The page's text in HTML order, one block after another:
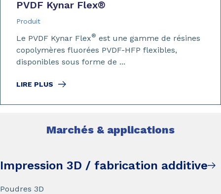
PVDF Kynar Flex®
Produit
Le PVDF Kynar Flex® est une gamme de résines
copolymères fluorées PVDF-HFP flexibles,
disponibles sous forme de ...
LIRE PLUS
Marchés & applications
Impression 3D / fabrication additive
Poudres 3D